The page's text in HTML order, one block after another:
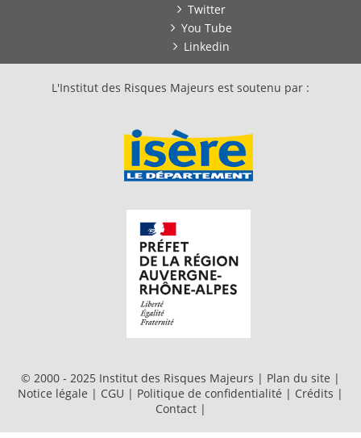
Twitter
You Tube
Linkedin
L'Institut des Risques Majeurs est soutenu par :
© 2000 - 2025 Institut des Risques Majeurs | Plan du site |
Notice légale | CGU | Politique de confidentialité | Crédits |
Contact |